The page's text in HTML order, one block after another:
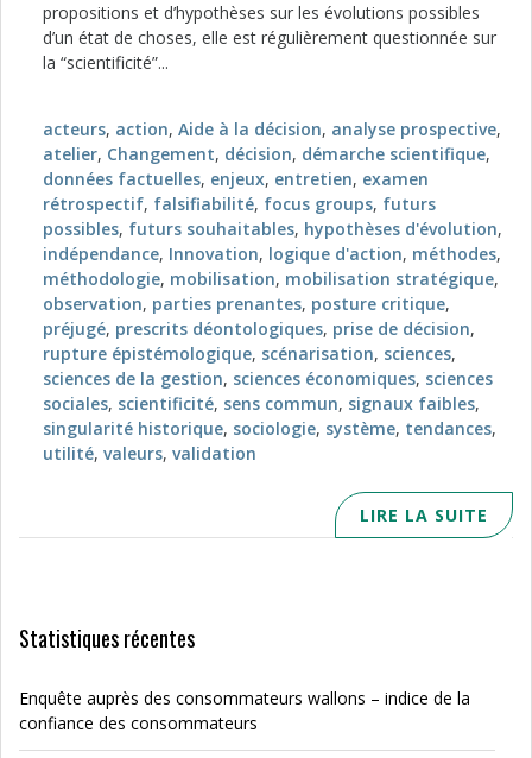
propositions et d’hypothèses sur les évolutions possibles
d’un état de choses, elle est régulièrement questionnée sur
la “scientificité”...
acteurs, action, Aide à la décision, analyse prospective,
atelier, Changement, décision, démarche scientifique,
données factuelles, enjeux, entretien, examen
rétrospectif, falsifiabilité, focus groups, futurs
possibles, futurs souhaitables, hypothèses d'évolution,
indépendance, Innovation, logique d'action, méthodes,
méthodologie, mobilisation, mobilisation stratégique,
observation, parties prenantes, posture critique,
préjugé, prescrits déontologiques, prise de décision,
rupture épistémologique, scénarisation, sciences,
sciences de la gestion, sciences économiques, sciences
sociales, scientificité, sens commun, signaux faibles,
singularité historique, sociologie, système, tendances,
utilité, valeurs, validation
LIRE LA SUITE
Statistiques récentes
Enquête auprès des consommateurs wallons – indice de la
confiance des consommateurs